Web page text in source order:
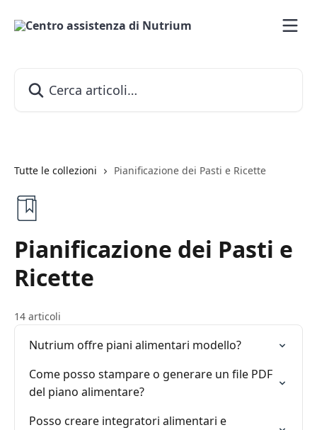
Tutte le collezioni Pianificazione dei Pasti e Ricette
Pianificazione dei Pasti e
Ricette
14 articoli
Nutrium offre piani alimentari modello?
Come posso stampare o generare un file PDF
del piano alimentare?
Posso creare integratori alimentari e